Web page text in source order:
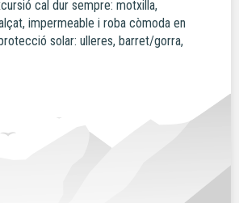
cal dur sempre: motxilla,
impermeable i roba còmoda en
solar: ulleres, barret/gorra,